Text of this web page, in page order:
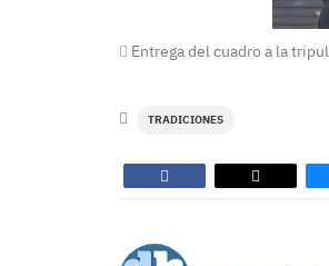
Entrega del cuadro a la
TRADICIONES